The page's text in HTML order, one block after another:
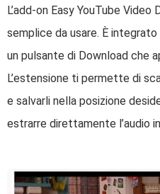
L’add-on Easy YouTube Video
semplice da usare. È
un pulsante di Download che
L’estensione ti permette di
e salvarli nella posizione
estrarre direttamente l’audio